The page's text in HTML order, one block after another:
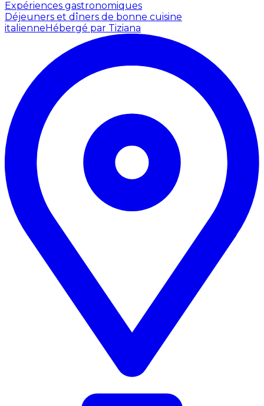
Expériences gastronomiques
Déjeuners et dîners de bonne cuisine
italienneHébergé par Tiziana